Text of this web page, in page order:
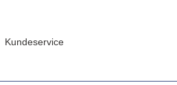
Kundeservice